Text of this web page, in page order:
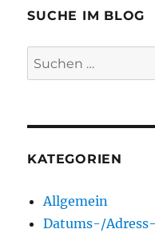
SUCHE IM BLOG
Suchen
nach:
KATEGORIEN
Allgemein
Datums-/